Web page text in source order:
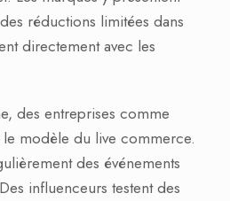
réductions limitées dans
directement avec les
des entreprises comme
modèle du live commerce.
des événements
influenceurs testent des